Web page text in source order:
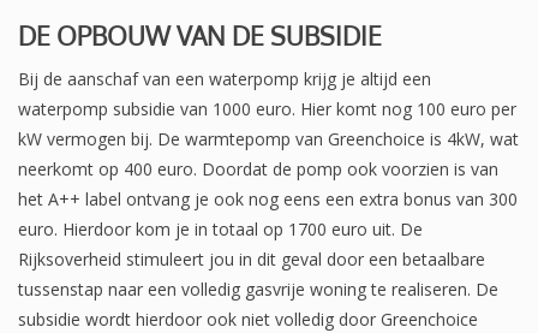
DE OPBOUW VAN DE SUBSIDIE
Bij de aanschaf van een waterpomp krijg je altijd een
waterpomp subsidie van 1000 euro. Hier komt nog 100 euro per
kW vermogen bij. De warmtepomp van Greenchoice is 4kW, wat
neerkomt op 400 euro. Doordat de pomp ook voorzien is van
het A++ label ontvang je ook nog eens een extra bonus van 300
euro. Hierdoor kom je in totaal op 1700 euro uit. De
Rijksoverheid stimuleert jou in dit geval door een betaalbare
tussenstap naar een volledig gasvrije woning te realiseren. De
subsidie wordt hierdoor ook niet volledig door Greenchoice